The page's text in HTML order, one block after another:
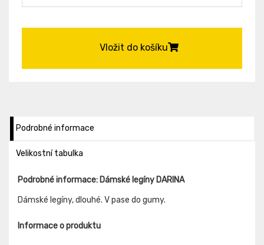
Vložit do košíku
Podrobné informace
Velikostní tabulka
Podrobné informace: Dámské legíny DARINA
Dámské legíny, dlouhé. V pase do gumy.
Informace o produktu